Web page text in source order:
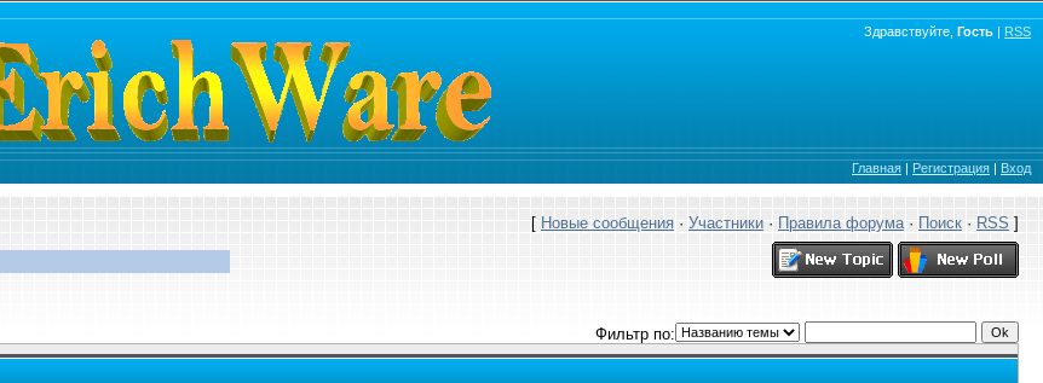
Здравствуйте, Гость | RSS
Главная | Регистрация | Вход
[ Новые сообщения · Участники · Правила форума· Поиск · RSS ]
Фильтр по: